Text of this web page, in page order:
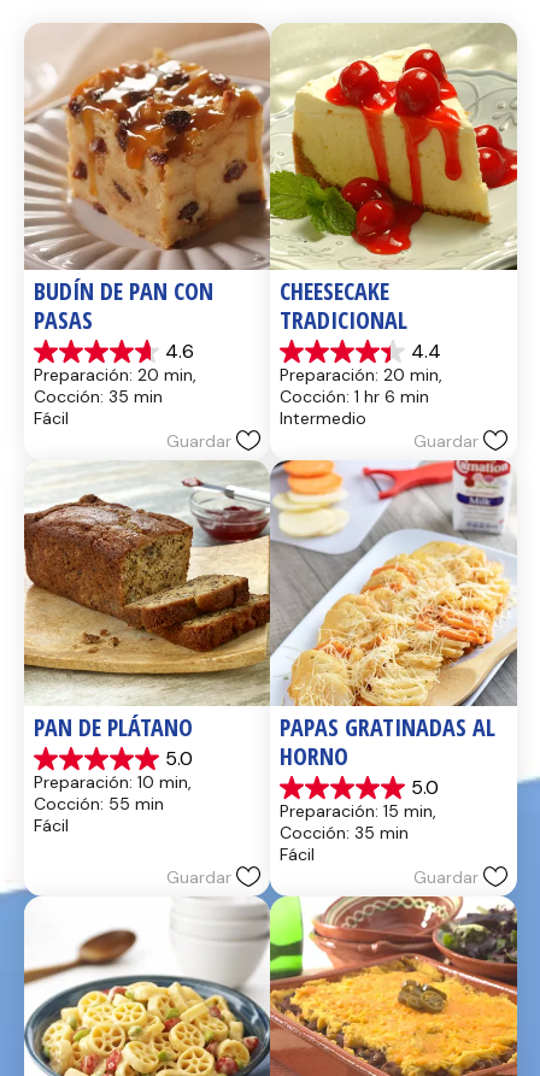
BUDÍN DE PAN CON
PASAS
4.6
4.6
de
5
estrellas.
reseñas
Preparación: 20 min,
Cocción: 35 min
Fácil
Guardar
CHEESECAKE
TRADICIONAL
4.4
4.4
de
5
estrellas.
reseñas
Preparación: 20 min,
Cocción: 1 hr 6 min
Intermedio
Guardar
PAN DE PLÁTANO
5.0
5.0
de
5
estrellas.
Preparación: 10 min,
Cocción: 55 min
Fácil
Guardar
PAPAS GRATINADAS AL
HORNO
5.0
5.0
de
5
estrellas.
reseñas
Preparación: 15 min,
Cocción: 35 min
Fácil
Guardar